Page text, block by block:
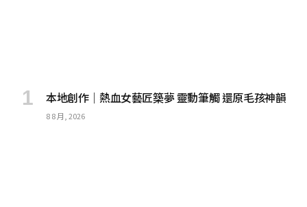
本地創作｜熱血女藝匠築夢 靈動筆觸 還原毛孩神韻
8 8 月, 2026